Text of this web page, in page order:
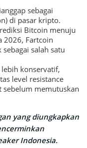
sebagai
di pasar kripto.
Bitcoin menuju
2026, Fartcoin
salah satu
konservatif,
level resistance
memutuskan
yang diungkapkan
Indonesia.